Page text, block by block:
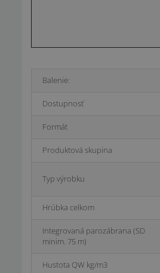
Balenie:
Dostupnosť
Formát
Produktová skupina
Typ výrobku
Hrúbka celkom
Integrovaná parozábrana (SD
minim. 75 m)
Hustota QW kg/m3